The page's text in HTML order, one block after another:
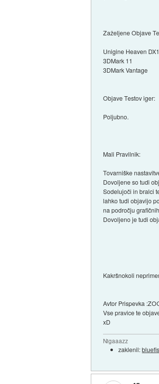
Zaželjene Objave
Unigine Heaven
3DMark 11
3DMark Vantage
Objave Testov iger:
Poljubno.
Mali Pravilnik:
Tovarniške
Dovoljene so tudi
Sodelujoči in bralci
lahko tudi objavijo
na področju
Dovoljeno je tudi
Kakršnokoli
Avtor Prispevka
Vse pravice te
xD
Nigaaazz
zaklenil: